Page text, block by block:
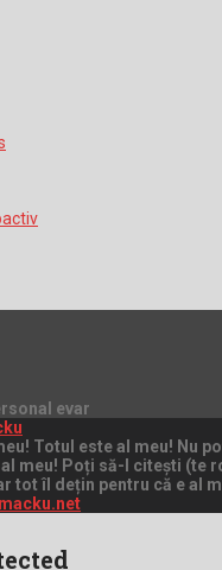
evar
Totul este al meu! Nu
meu! Poți să-l citești (te
tot îl dețin pentru că e al
macku.net